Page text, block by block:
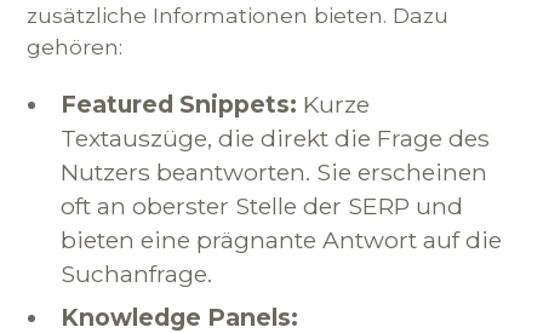
zusätzliche Informationen bieten. Dazu
gehören:
Featured Snippets: Kurze
Textauszüge, die direkt die Frage des
Nutzers beantworten. Sie erscheinen
oft an oberster Stelle der SERP und
bieten eine prägnante Antwort auf die
Suchanfrage.
Knowledge Panels: